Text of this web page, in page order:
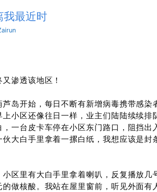
我最近时
渗透该地区！
岛开始，每日不断有新增病毒携带感
小区还像往日一样，业主们陆陆续续
一台皮卡车停在小区东门路口，阻挡出
大白手里拿着一摞白纸，我想应该是封
小区里有大白手里拿着喇叭，反复播放
做核酸。我站在屋里窗前，听见外面有